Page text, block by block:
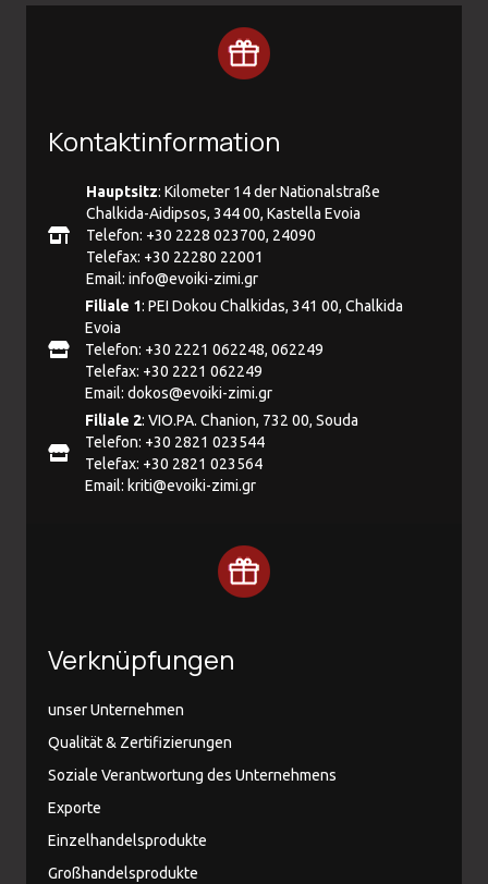
Kontaktinformation
Hauptsitz: Kilometer 14 der Nationalstraße
Chalkida-Aidipsos, 344 00, Kastella Evoia
Telefon: +30 2228 023700, 24090
Telefax: +30 22280 22001
Email: info@evoiki-zimi.gr
Filiale 1: PEI Dokou Chalkidas, 341 00, Chalkida
Evoia
Telefon: +30 2221 062248, 062249
Telefax: +30 2221 062249
Email: dokos@evoiki-zimi.gr
Filiale 2: VIO.PA. Chanion, 732 00, Souda
Telefon: +30 2821 023544
Telefax: +30 2821 023564
Email: kriti@evoiki-zimi.gr
Verknüpfungen
unser Unternehmen
Qualität & Zertifizierungen
Soziale Verantwortung des Unternehmens
Exporte
Einzelhandelsprodukte
Großhandelsprodukte